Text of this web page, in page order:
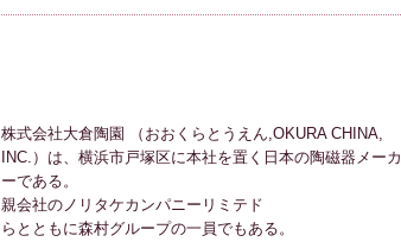
株式会社大倉陶園 （おおくらとうえん,OKURA CHINA,
INC.）は、横浜市戸塚区に本社を置く日本の陶磁器メーカ
ーである。
親会社のノリタケカンパニーリミテド
らとともに森村グループの一員でもある。